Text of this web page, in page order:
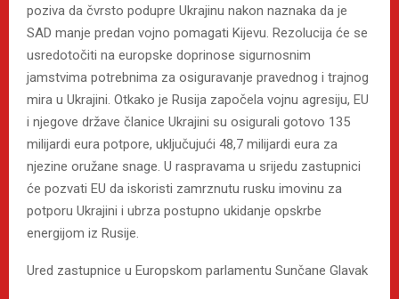
poziva da čvrsto podupre Ukrajinu nakon naznaka da je
SAD manje predan vojno pomagati Kijevu. Rezolucija će se
usredotočiti na europske doprinose sigurnosnim
jamstvima potrebnima za osiguravanje pravednog i trajnog
mira u Ukrajini. Otkako je Rusija započela vojnu agresiju, EU
i njegove države članice Ukrajini su osigurali gotovo 135
milijardi eura potpore, uključujući 48,7 milijardi eura za
njezine oružane snage. U raspravama u srijedu zastupnici
će pozvati EU da iskoristi zamrznutu rusku imovinu za
potporu Ukrajini i ubrza postupno ukidanje opskrbe
energijom iz Rusije.
Ured zastupnice u Europskom parlamentu Sunčane Glavak